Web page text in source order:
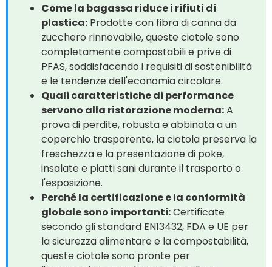
Come la bagassa riduce i rifiuti di
plastica: Prodotte con fibra di canna da
zucchero rinnovabile, queste ciotole sono
completamente compostabili e prive di
PFAS, soddisfacendo i requisiti di sostenibilità
e le tendenze dell'economia circolare.
Quali caratteristiche di performance
servono alla ristorazione moderna:A
prova di perdite, robusta e abbinata a un
coperchio trasparente, la ciotola preserva la
freschezza e la presentazione di poke,
insalate e piatti sani durante il trasporto o
l'esposizione.
Perché la certificazione e la conformità
globale sono importanti:Certificate
secondo gli standard EN13432, FDA e UE per
la sicurezza alimentare e la compostabilità,
queste ciotole sono pronte per